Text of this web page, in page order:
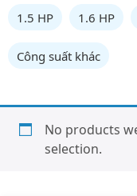
1.5 HP 1.6 HP
Công suất khác
No products
selection.